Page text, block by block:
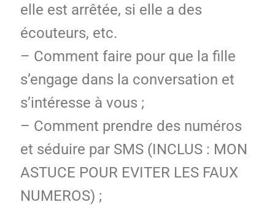
elle est arrêtée, si elle a des
écouteurs, etc.
– Comment faire pour que la fille
s’engage dans la conversation et
s’intéresse à vous ;
– Comment prendre des numéros
et séduire par SMS (INCLUS : MON
ASTUCE POUR EVITER LES FAUX
NUMEROS) ;